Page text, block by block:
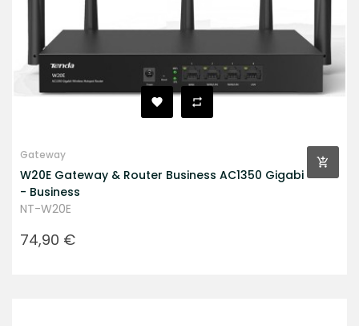
Gateway
W20E Gateway & Router Business AC1350 Gigabi
- Business
NT-W20E
Prezzo
74,90 €